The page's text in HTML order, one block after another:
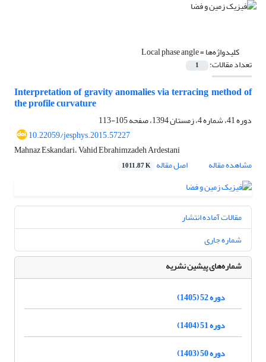
کلیدواژه‌ها =Local phase angle
تعداد مقالات: 1
Interpretation of gravity anomalies via terracing method of
the profile curvature
دوره 41، شماره 4، زمستان 1394، صفحه
105-113
10.22059/jesphys.2015.57227
Mahnaz Eskandari، Vahid Ebrahimzadeh Ardestani
مشاهده مقاله
اصل مقاله 1011.87 K
مقالات آماده انتشار
شماره جاری
شماره‌های پیشین نشریه
دوره 52 (1405)
دوره 51 (1404)
دوره 50 (1403)